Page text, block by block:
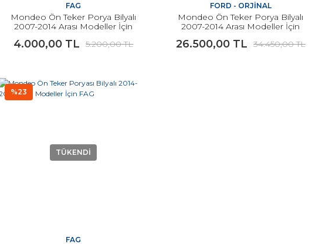
FAG
Mondeo Ön Teker Porya Bilyalı
2007-2014 Arası Modeller İçin
4.000,00 TL 5.200,00 TL
FORD - ORJİNAL
Mondeo Ön Teker Porya Bilyalı
2007-2014 Arası Modeller İçin
26.500,00 TL 34.450,00 TL
%23
TÜKENDİ
FAG